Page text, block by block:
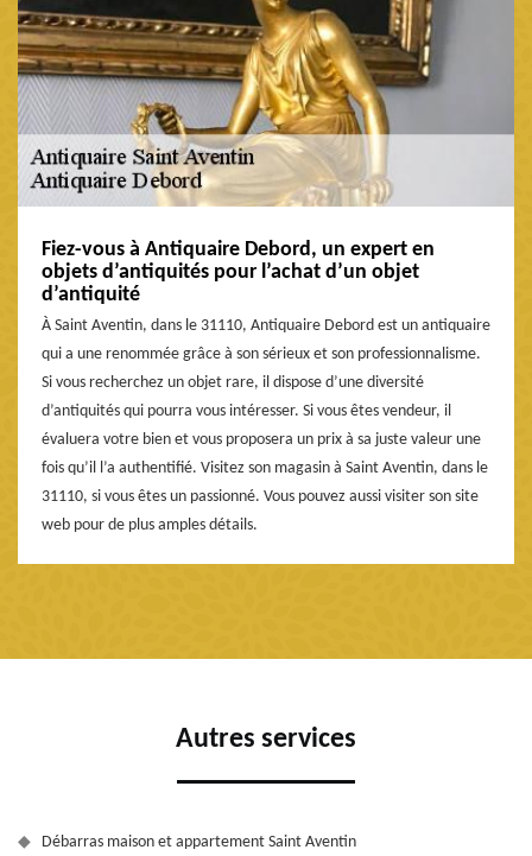
Fiez-vous à Antiquaire Debord, un expert en
objets d’antiquités pour l’achat d’un objet
d’antiquité
À Saint Aventin, dans le 31110, Antiquaire Debord est un antiquaire
qui a une renommée grâce à son sérieux et son professionnalisme.
Si vous recherchez un objet rare, il dispose d’une diversité
d’antiquités qui pourra vous intéresser. Si vous êtes vendeur, il
évaluera votre bien et vous proposera un prix à sa juste valeur une
fois qu’il l’a authentifié. Visitez son magasin à Saint Aventin, dans le
31110, si vous êtes un passionné. Vous pouvez aussi visiter son site
web pour de plus amples détails.
Autres services
Débarras maison et appartement Saint Aventin